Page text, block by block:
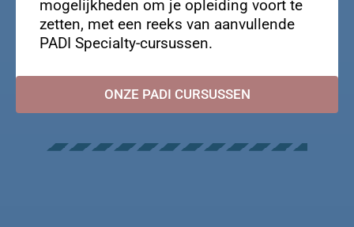
mogelijkheden om je opleiding voort te
zetten, met een reeks van aanvullende
PADI Specialty-cursussen.
ONZE PADI CURSUSSEN